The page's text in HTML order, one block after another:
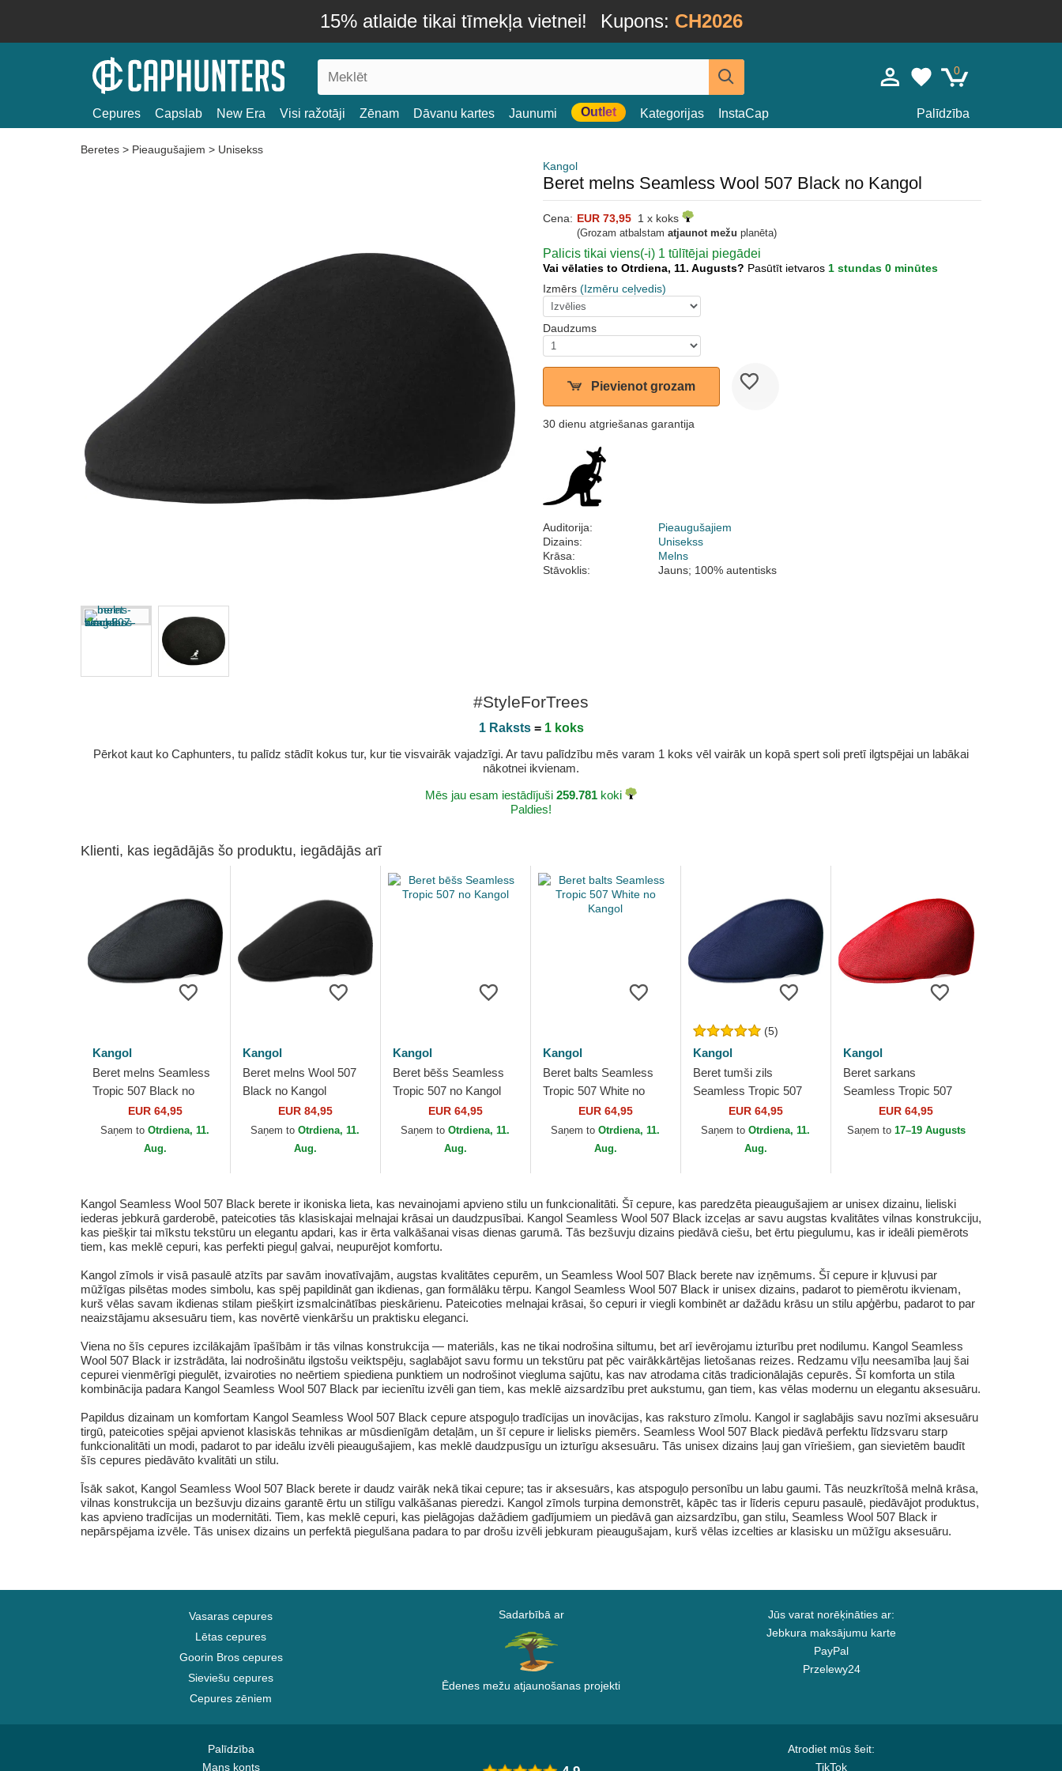
15% atlaide tikai tīmekļa vietnei! Kupons: CH2026
0
Cepures Capslab New Era Visi ražotāji Zēnam Dāvanu kartes Jaunumi Outlet Kategorijas InstaCap Palīdzība
Beretes > Pieaugušajiem > Unisekss
Kangol
Beret melns Seamless Wool 507 Black no Kangol
Cena: EUR 73,95 1 x koks
(Grozam atbalstam atjaunot mežu planēta)
Palicis tikai viens(-i) 1 tūlītējai piegādei
Vai vēlaties to Otrdiena, 11. Augusts? Pasūtīt ietvaros 1 stundas 0 minūtes
Izmērs (Izmēru ceļvedis)
Daudzums
Pievienot grozam
30 dienu atgriešanas garantija
Auditorija:
Pieaugušajiem
Dizains:
Unisekss
Krāsa:
Melns
Stāvoklis:
Jauns; 100% autentisks
#StyleForTrees
1 Raksts= 1 koks
Pērkot kaut ko Caphunters, tu palīdz stādīt kokus tur, kur tie visvairāk vajadzīgi. Ar tavu palīdzību mēs varam 1 koks vēl vairāk un kopā spert soli pretī ilgtspējai un labākai
nākotnei ikvienam.
Mēs jau esam iestādījuši 259.781 koki
Paldies!
Klienti, kas iegādājās šo produktu, iegādājās arī
Kangol
Beret melns Seamless
Tropic 507 Black no
EUR 64,95
Saņem toOtrdiena, 11.
Aug.
Kangol
Beret melns Wool 507
Black no Kangol
EUR 84,95
Saņem toOtrdiena, 11.
Aug.
Kangol
Beret bēšs Seamless
Tropic 507 no Kangol
EUR 64,95
Saņem toOtrdiena, 11.
Aug.
Kangol
Beret balts Seamless
Tropic 507 White no
EUR 64,95
Saņem toOtrdiena, 11.
Aug.
(5)
Kangol
Beret tumši zils
Seamless Tropic 507
Navy no Kangol
EUR 64,95
Saņem toOtrdiena, 11.
Aug.
Kangol
Beret sarkans
Seamless Tropic 507
Scarlet no Kangol
EUR 64,95
Saņem to 17–19 Augusts
Kangol Seamless Wool 507 Black berete ir ikoniska lieta, kas nevainojami apvieno stilu un funkcionalitāti. Šī cepure, kas paredzēta pieaugušajiem ar unisex dizainu, lieliski
iederas jebkurā garderobē, pateicoties tās klasiskajai melnajai krāsai un daudzpusībai. Kangol Seamless Wool 507 Black izceļas ar savu augstas kvalitātes vilnas konstrukciju,
kas piešķir tai mīkstu tekstūru un elegantu apdari, kas ir ērta valkāšanai visas dienas garumā. Tās bezšuvju dizains piedāvā ciešu, bet ērtu piegulumu, kas ir ideāli piemērots
tiem, kas meklē cepuri, kas perfekti pieguļ galvai, neupurējot komfortu.
Kangol zīmols ir visā pasaulē atzīts par savām inovatīvajām, augstas kvalitātes cepurēm, un Seamless Wool 507 Black berete nav izņēmums. Šī cepure ir kļuvusi par
mūžīgas pilsētas modes simbolu, kas spēj papildināt gan ikdienas, gan formālāku tērpu. Kangol Seamless Wool 507 Black ir unisex dizains, padarot to piemērotu ikvienam,
kurš vēlas savam ikdienas stilam piešķirt izsmalcinātības pieskārienu. Pateicoties melnajai krāsai, šo cepuri ir viegli kombinēt ar dažādu krāsu un stilu apģērbu, padarot to par
neaizstājamu aksesuāru tiem, kas novērtē vienkāršu un praktisku eleganci.
Viena no šīs cepures izcilākajām īpašībām ir tās vilnas konstrukcija — materiāls, kas ne tikai nodrošina siltumu, bet arī ievērojamu izturību pret nodilumu. Kangol Seamless
Wool 507 Black ir izstrādāta, lai nodrošinātu ilgstošu veiktspēju, saglabājot savu formu un tekstūru pat pēc vairākkārtējas lietošanas reizes. Redzamu vīļu neesamība ļauj šai
cepurei vienmērīgi piegulēt, izvairoties no neērtiem spiediena punktiem un nodrošinot viegluma sajūtu, kas nav atrodama citās tradicionālajās cepurēs. Šī komforta un stila
kombinācija padara Kangol Seamless Wool 507 Black par iecienītu izvēli gan tiem, kas meklē aizsardzību pret aukstumu, gan tiem, kas vēlas modernu un elegantu aksesuāru.
Papildus dizainam un komfortam Kangol Seamless Wool 507 Black cepure atspoguļo tradīcijas un inovācijas, kas raksturo zīmolu. Kangol ir saglabājis savu nozīmi aksesuāru
tirgū, pateicoties spējai apvienot klasiskās tehnikas ar mūsdienīgām detaļām, un šī cepure ir lielisks piemērs. Seamless Wool 507 Black piedāvā perfektu līdzsvaru starp
funkcionalitāti un modi, padarot to par ideālu izvēli pieaugušajiem, kas meklē daudzpusīgu un izturīgu aksesuāru. Tās unisex dizains ļauj gan vīriešiem, gan sievietēm baudīt
šīs cepures piedāvāto kvalitāti un stilu.
Īsāk sakot, Kangol Seamless Wool 507 Black berete ir daudz vairāk nekā tikai cepure; tas ir aksesuārs, kas atspoguļo personību un labu gaumi. Tās neuzkrītošā melnā krāsa,
vilnas konstrukcija un bezšuvju dizains garantē ērtu un stilīgu valkāšanas pieredzi. Kangol zīmols turpina demonstrēt, kāpēc tas ir līderis cepuru pasaulē, piedāvājot produktus,
kas apvieno tradīcijas un modernitāti. Tiem, kas meklē cepuri, kas pielāgojas dažādiem gadījumiem un piedāvā gan aizsardzību, gan stilu, Seamless Wool 507 Black ir
nepārspējama izvēle. Tās unisex dizains un perfektā piegulšana padara to par drošu izvēli jebkuram pieaugušajam, kurš vēlas izcelties ar klasisku un mūžīgu aksesuāru.
Vasaras cepures
Lētas cepures
Goorin Bros cepures
Sieviešu cepures
Cepures zēniem
Sadarbībā ar
Ēdenes mežu atjaunošanas projekti
Jūs varat norēķināties ar:
Jebkura maksājumu karte
PayPal
Przelewy24
Palīdzība
Mans konts
Atrodiet mūs šeit:
TikTok